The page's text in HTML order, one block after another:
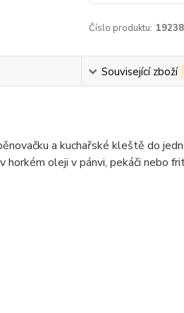
Číslo produktu: 19238
Související zboží
a kuchařské kleště do
oleji v pánvi, pekáči nebo